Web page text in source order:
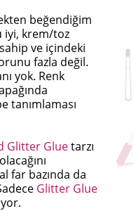
beğendiğim
iyi, krem/toz
ve içindeki
fazla değil.
yok. Renk
tanımlaması
Glitter Gluetarzı
far bazında da
Glitter Glue